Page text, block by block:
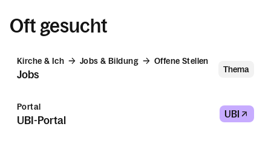
Aktuelles
Kalender
Oft gesucht
Kirche & Ich Jobs & Bildung Offene Stellen
Jobs Thema
Portal
UBI-Portal
UBI